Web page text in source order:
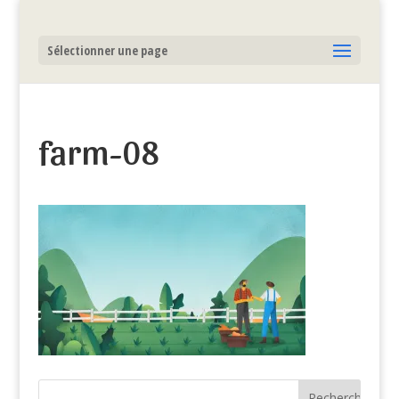
Sélectionner une page
farm-08